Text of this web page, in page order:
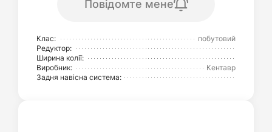
Повідомте мене
Клас:
побутовий
Редуктор:
Ширина колії:
Виробник:
Кентавр
Задня навісна система: